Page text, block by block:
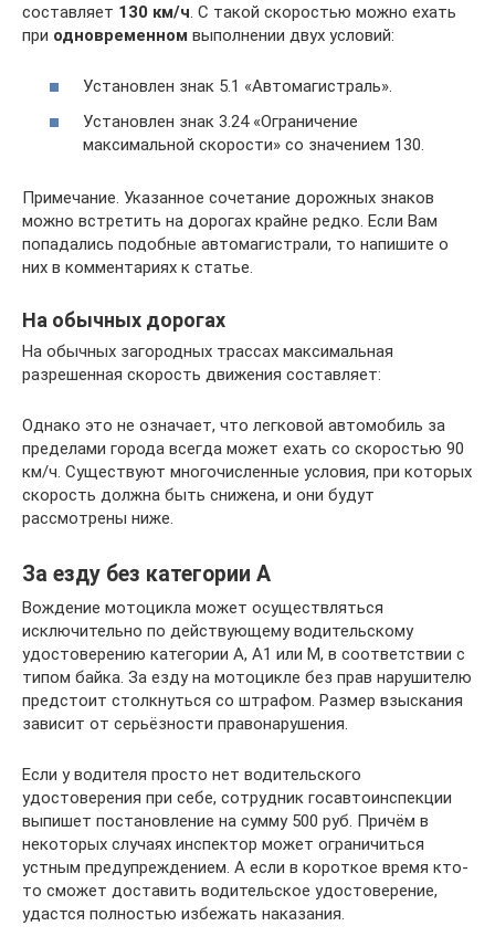
составляет 130 км/ч. С такой скоростью можно ехать
при одновременном выполнении двух условий:
Установлен знак 5.1 «Автомагистраль».
Установлен знак 3.24 «Ограничение
максимальной скорости» со значением 130.
Примечание. Указанное сочетание дорожных знаков
можно встретить на дорогах крайне редко. Если Вам
попадались подобные автомагистрали, то напишите о
них в комментариях к статье.
На обычных дорогах
На обычных загородных трассах максимальная
разрешенная скорость движения составляет:
Однако это не означает, что легковой автомобиль за
пределами города всегда может ехать со скоростью 90
км/ч. Существуют многочисленные условия, при которых
скорость должна быть снижена, и они будут
рассмотрены ниже.
За езду без категории А
Вождение мотоцикла может осуществляться
исключительно по действующему водительскому
удостоверению категории А, А1 или М, в соответствии с
типом байка. За езду на мотоцикле без прав нарушителю
предстоит столкнуться со штрафом. Размер взыскания
зависит от серьёзности правонарушения.
Если у водителя просто нет водительского
удостоверения при себе, сотрудник госавтоинспекции
выпишет постановление на сумму 500 руб. Причём в
некоторых случаях инспектор может ограничиться
устным предупреждением. А если в короткое время кто-
то сможет доставить водительское удостоверение,
удастся полностью избежать наказания.